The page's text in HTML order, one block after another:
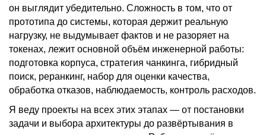
он выглядит убедительно. Сложность в том, что от
прототипа до системы, которая держит реальную
нагрузку, не выдумывает фактов и не разоряет на
токенах, лежит основной объём инженерной работы:
подготовка корпуса, стратегия чанкинга, гибридный
поиск, реранкинг, набор для оценки качества,
обработка отказов, наблюдаемость, контроль расходов.
Я веду проекты на всех этих этапах — от постановки
задачи и выбора архитектуры до развёртывания в